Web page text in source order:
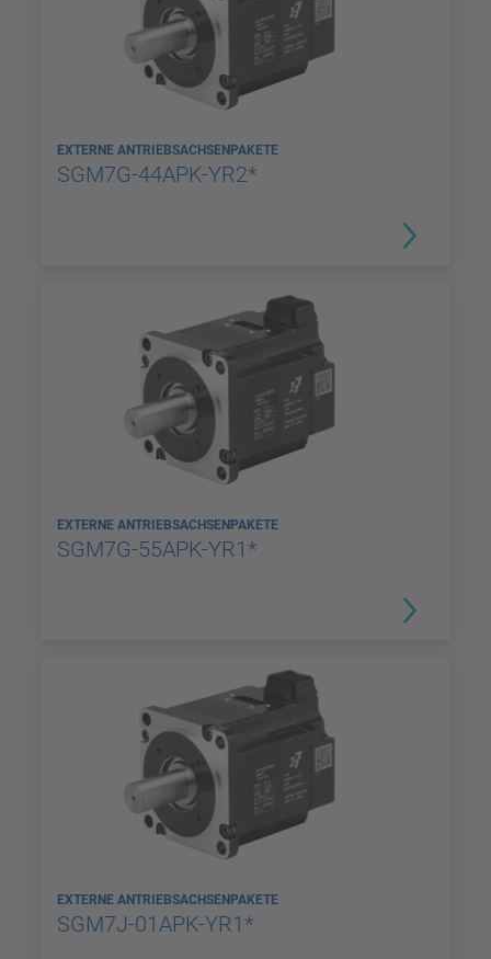
EXTERNE ANTRIEBSACHSENPAKETE
SGM7G-44APK-YR2*
EXTERNE ANTRIEBSACHSENPAKETE
SGM7G-55APK-YR1*
EXTERNE ANTRIEBSACHSENPAKETE
SGM7J-01APK-YR1*